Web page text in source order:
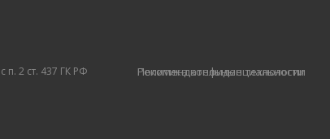
п. 2 ст. 437 ГК РФ Политика конфиденциальности
Рекомендательные технологии